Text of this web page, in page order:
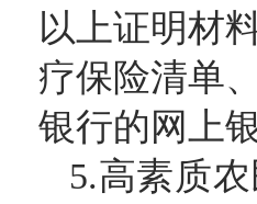
以上证明材
疗保险清单
银行的网上
5.高素质